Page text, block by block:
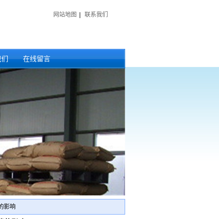
网站地图 联系我们
们 在线留言
影响